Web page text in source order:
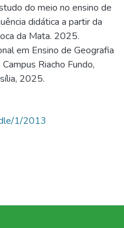
do meio no ensino de
didática a partir da
da Mata. 2025.
em Ensino de Geografia
Riacho Fundo,
2025.
1/2013